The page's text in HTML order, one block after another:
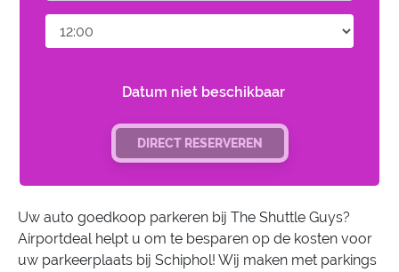
Datum niet beschikbaar
DIRECT RESERVEREN
Uw auto goedkoop parkeren bij The Shuttle Guys?
Airportdeal helpt u om te besparen op de kosten voor
uw parkeerplaats bij Schiphol! Wij maken met parkings